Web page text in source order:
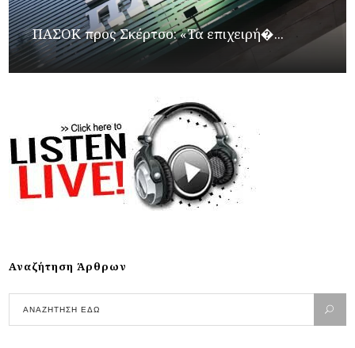
ΠΑΣΟΚ προς Σκέρτσο: «Τα επιχειρή�...
Αναζήτηση Άρθρων